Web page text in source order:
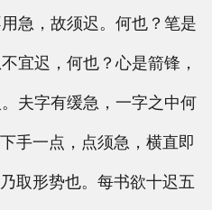
急，故须迟。何也？笔是
宜迟，何也？心是箭锋，
夫字有缓急，一字之中何
手一点，点须急，横直即
取形势也。每书欲十迟五